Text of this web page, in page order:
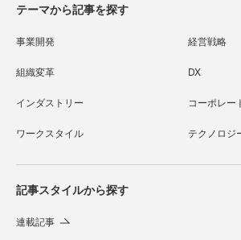
テーマから記事を探す
事業開発 経営戦略
組織変革 DX
インダストリー コーポレー
ワークスタイル テクノロジ
記事スタイルから探す
連載記事